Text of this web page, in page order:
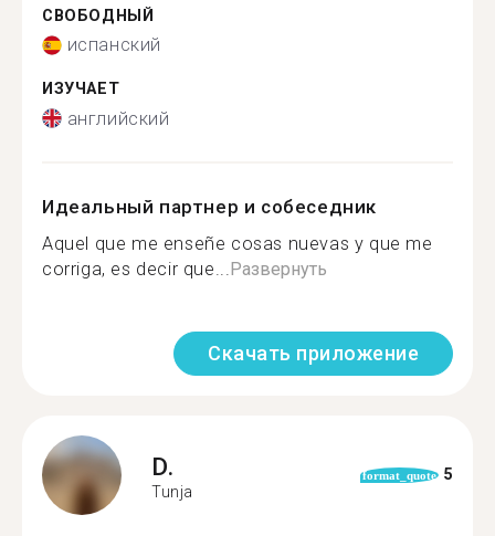
СВОБОДНЫЙ
испанский
ИЗУЧАЕТ
английский
Идеальный партнер и собеседник
Aquel que me enseñe cosas nuevas y que me
corriga, es decir que... Развернуть
Скачать приложение
D.
Tunja
format_quote 5